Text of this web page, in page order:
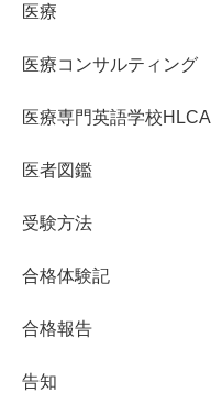
医療
医療コンサルティング
医療専門英語学校HLCA
医者図鑑
受験方法
合格体験記
合格報告
告知